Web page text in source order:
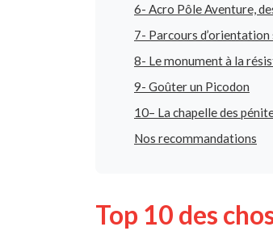
6- Acro Pôle Aventure,
7- Parcours
8- Le monument à la
9- Goûter un Picodon
10– La chapelle des
Nos recommandations
Top 10 des